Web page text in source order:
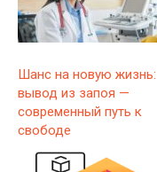
Шанс на новую жизнь:
вывод из запоя —
современный путь к
свободе